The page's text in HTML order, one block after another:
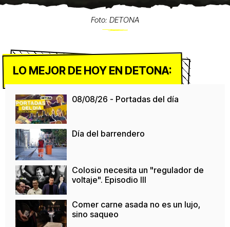
Foto: DETONA
LO MEJOR DE HOY EN DETONA:
08/08/26 - Portadas del día
Día del barrendero
Colosio necesita un "regulador de
voltaje". Episodio III
Comer carne asada no es un lujo,
sino saqueo